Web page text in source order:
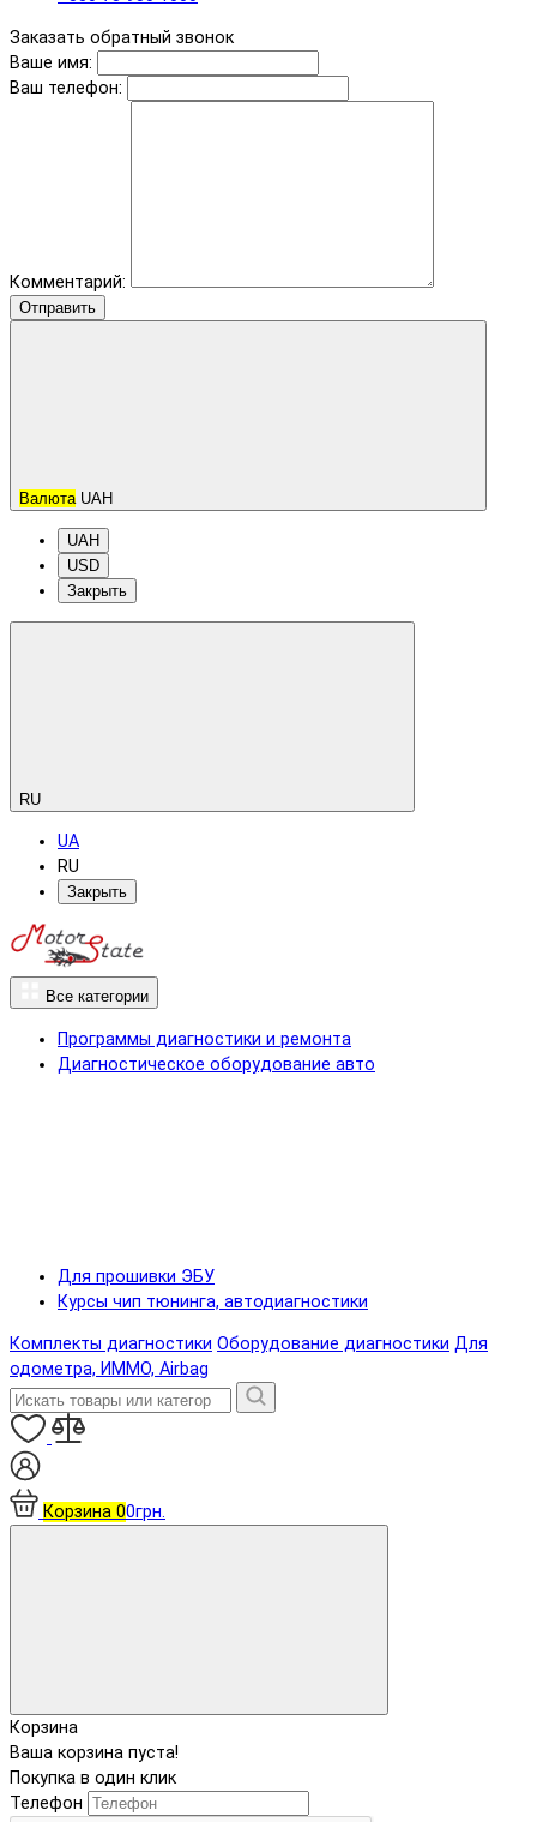
Заказать обратный звонок
Ваше имя:
Ваш телефон:
Комментарий:
Отправить
Валюта UAH
UAH
USD
Закрыть
RU
UA
RU
Закрыть
Все категории
Программы диагностики и ремонта
Диагностическое оборудование авто
Для прошивки ЭБУ
Курсы чип тюнинга, автодиагностики
Комплекты диагностики Оборудование диагностики Для
одометра, ИММО, Airbag
Корзина 00грн.
Корзина
Ваша корзина пуста!
Покупка в один клик
Телефон